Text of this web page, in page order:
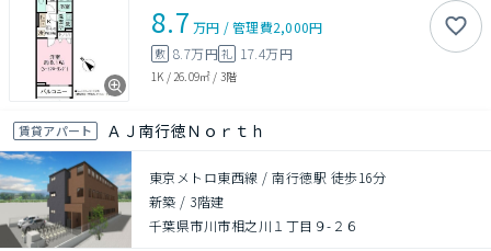
8.7 万円 /管理費2,000円
敷 8.7万円礼 17.4万円
1K / 26.09㎡ / 3階
賃貸アパート ＡＪ南行徳Ｎｏｒｔｈ
東京メトロ東西線 / 南行徳駅 徒歩16分
新築 / 3階建
千葉県市川市相之川１丁目９-２６